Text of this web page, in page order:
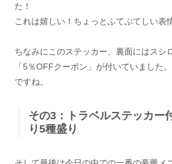
た！
これは嬉しい！ちょっとふてぶてしい表
ちなみにこのステッカー、裏面にはスシ
「5％OFFクーポン」が付いていました
ですね。
その3：トラベルステッカー
り5種盛り